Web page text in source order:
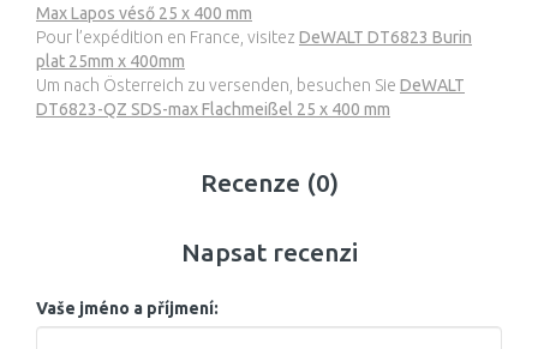
Max Lapos véső 25 x 400 mm
Pour l’expédition en France, visitez DeWALT DT6823 Burin
plat 25mm x 400mm
Um nach Österreich zu versenden, besuchen Sie DeWALT
DT6823-QZ SDS-max Flachmeißel 25 x 400 mm
Recenze (0)
Napsat recenzi
Vaše jméno a příjmení: